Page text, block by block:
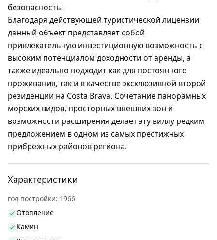
безопасность.
Благодаря действующей туристической лицензии
данный объект представляет собой
привлекательную инвестиционную возможность с
высоким потенциалом доходности от аренды, а
также идеально подходит как для постоянного
проживания, так и в качестве эксклюзивной второй
резиденции на Costa Brava. Сочетание панорамных
морских видов, просторных внешних зон и
возможности расширения делает эту виллу редким
предложением в одном из самых престижных
прибрежных районов региона.
Характеристики
год постройки: 1966
Отопление
Камин